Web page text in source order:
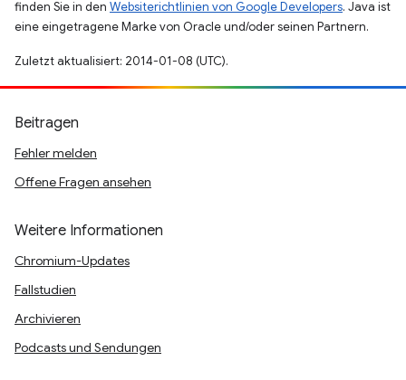
finden Sie in den Websiterichtlinien von Google Developers. Java ist
eine eingetragene Marke von Oracle und/oder seinen Partnern.
Zuletzt aktualisiert: 2014-01-08 (UTC).
Beitragen
Fehler melden
Offene Fragen ansehen
Weitere Informationen
Chromium-Updates
Fallstudien
Archivieren
Podcasts und Sendungen